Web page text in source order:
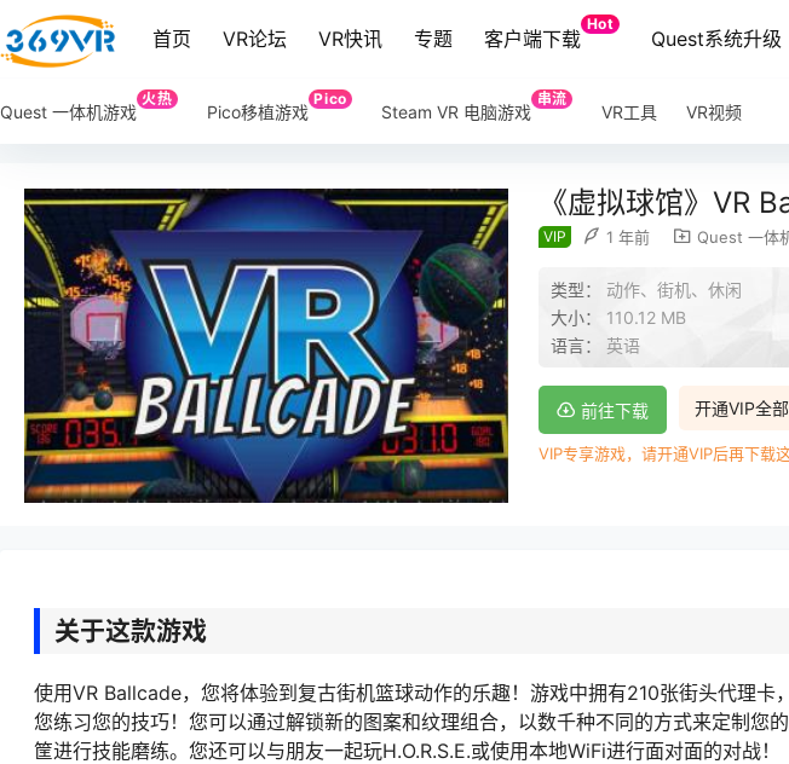
首页 VR论坛 VR快讯 专题 客户端下载
Hot
Quest系统升级
Quest 一体机游戏
火热
Pico移植游戏
Pico
Steam VR 电脑游戏
串流
VR工具 VR视频
《虚拟球馆》VR
VIP 1 年前 Quest 一体
类型： 动作、街机、休闲
大小： 110.12 MB
语言： 英语
开通VIP全
前往下载
VIP专享游戏，请开通VIP后再下载这
关于这款游戏
使用VR Ballcade，您将体验到复古街机篮球动作的乐趣！游戏中拥有210张街头代理卡
您练习您的技巧！您可以通过解锁新的图案和纹理组合，以数千种不同的方式来定制您
筐进行技能磨练。您还可以与朋友一起玩H.O.R.S.E.或使用本地WiFi进行面对面的对战！